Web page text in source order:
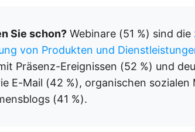
Sie schon? Webinare (51 %) sind die
von Produkten und
Präsenz-Ereignissen (52 %) und
E-Mail (42 %), organischen sozialen
(41 %).